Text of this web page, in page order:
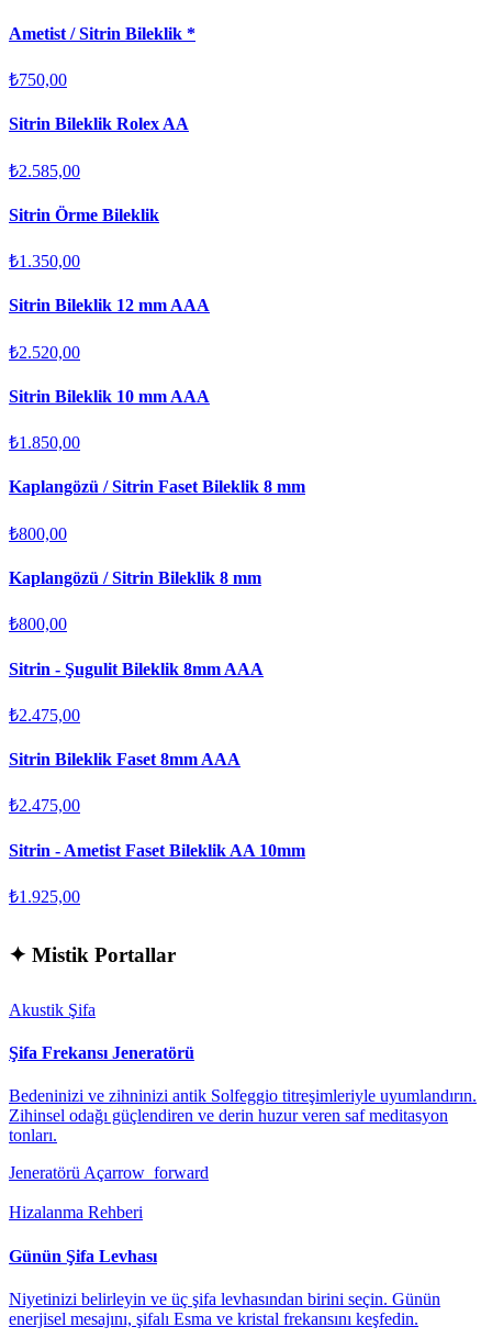
Ametist / Sitrin Bileklik *
₺750,00
Sitrin Bileklik Rolex AA
₺2.585,00
Sitrin Örme Bileklik
₺1.350,00
Sitrin Bileklik 12 mm AAA
₺2.520,00
Sitrin Bileklik 10 mm AAA
₺1.850,00
Kaplangözü / Sitrin Faset Bileklik 8 mm
₺800,00
Kaplangözü / Sitrin Bileklik 8 mm
₺800,00
Sitrin - Şugulit Bileklik 8mm AAA
₺2.475,00
Sitrin Bileklik Faset 8mm AAA
₺2.475,00
Sitrin - Ametist Faset Bileklik AA 10mm
₺1.925,00
✦ Mistik Portallar
Akustik Şifa
Şifa Frekansı Jeneratörü
Bedeninizi ve zihninizi antik Solfeggio titreşimleriyle uyumlandırın.
Zihinsel odağı güçlendiren ve derin huzur veren saf meditasyon
tonları.
Jeneratörü Açarrow_forward
Hizalanma Rehberi
Günün Şifa Levhası
Niyetinizi belirleyin ve üç şifa levhasından birini seçin. Günün
enerjisel mesajını, şifalı Esma ve kristal frekansını keşfedin.